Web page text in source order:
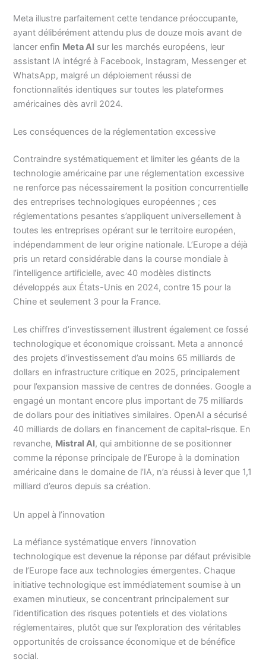
Meta illustre parfaitement cette tendance préoccupante,
ayant délibérément attendu plus de douze mois avant de
lancer enfin Meta AI sur les marchés européens, leur
assistant IA intégré à Facebook, Instagram, Messenger et
WhatsApp, malgré un déploiement réussi de
fonctionnalités identiques sur toutes les plateformes
américaines dès avril 2024.
Les conséquences de la réglementation excessive
Contraindre systématiquement et limiter les géants de la
technologie américaine par une réglementation excessive
ne renforce pas nécessairement la position concurrentielle
des entreprises technologiques européennes ; ces
réglementations pesantes s’appliquent universellement à
toutes les entreprises opérant sur le territoire européen,
indépendamment de leur origine nationale. L’Europe a déjà
pris un retard considérable dans la course mondiale à
l’intelligence artificielle, avec 40 modèles distincts
développés aux États-Unis en 2024, contre 15 pour la
Chine et seulement 3 pour la France.
Les chiffres d’investissement illustrent également ce fossé
technologique et économique croissant. Meta a annoncé
des projets d’investissement d’au moins 65 milliards de
dollars en infrastructure critique en 2025, principalement
pour l’expansion massive de centres de données. Google a
engagé un montant encore plus important de 75 milliards
de dollars pour des initiatives similaires. OpenAI a sécurisé
40 milliards de dollars en financement de capital-risque. En
revanche, Mistral AI, qui ambitionne de se positionner
comme la réponse principale de l’Europe à la domination
américaine dans le domaine de l’IA, n’a réussi à lever que 1,1
milliard d’euros depuis sa création.
Un appel à l’innovation
La méfiance systématique envers l’innovation
technologique est devenue la réponse par défaut prévisible
de l’Europe face aux technologies émergentes. Chaque
initiative technologique est immédiatement soumise à un
examen minutieux, se concentrant principalement sur
l’identification des risques potentiels et des violations
réglementaires, plutôt que sur l’exploration des véritables
opportunités de croissance économique et de bénéfice
social.